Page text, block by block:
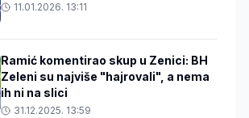
11.01.2026. 13:11
Ramić komentirao skup u Zenici: BH
Zeleni su najviše "hajrovali", a nema
ih ni na slici
31.12.2025. 13:59